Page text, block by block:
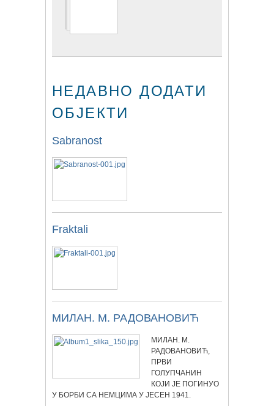
НЕДАВНО ДОДАТИ
ОБЈЕКТИ
Sabranost
Fraktali
МИЛАН. М. РАДОВАНОВИЋ
МИЛАН. М.
РАДОВАНОВИЋ,
ПРВИ
ГОЛУПЧАНИН
КОЈИ ЈЕ ПОГИНУО
У БОРБИ СА НЕМЦИМА У ЈЕСЕН 1941.